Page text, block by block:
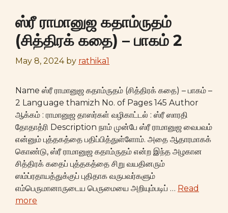
ஸ்ரீ ராமானுஜ கதாம்ருதம்
(சித்திரக் கதை) – பாகம் 2
May 8, 2024 by rathika1
Name ஸ்ரீ ராமானுஜ கதாம்ருதம் (சித்திரக் கதை) – பாகம் –
2 Language thamizh No. of Pages 145 Author
ஆக்கம் : ராமானுஜ தாஸர்கள் வழிகாட்டல் : ஸ்ரீ ஸாரதி
தோதாத்ரி Description நாம் முன்பே ஸ்ரீ ராமானுஜ வைபவம்
என்னும் புத்தகத்தை பதிப்பித்துள்ளோம். அதை ஆதாரமாகக்
கொண்டு, ஸ்ரீ ராமானுஜ கதாம்ருதம் என்ற இந்த அழகான
சித்திரக் கதைப் புத்தகத்தை சிறு வயதினரும்
ஸம்ப்ரதாயத்துக்குப் புதிதாக வருபவர்களும்
எம்பெருமானாருடைய பெருமையை அறியும்படிப் … Read
more